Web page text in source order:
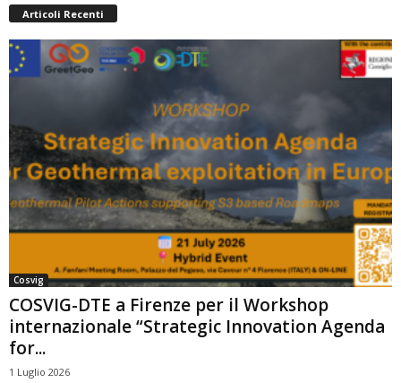
Articoli Recenti
Cosvig
COSVIG-DTE a Firenze per il Workshop
internazionale “Strategic Innovation Agenda
for...
1 Luglio 2026